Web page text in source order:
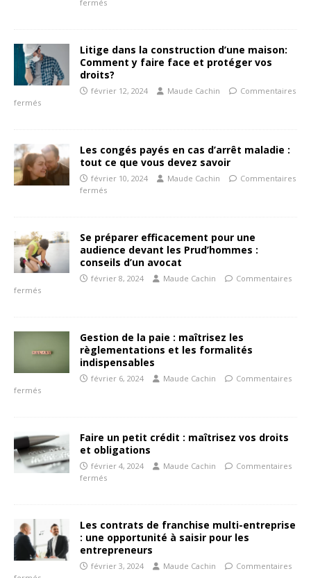
fermés
Litige dans la construction d’une maison:
Comment y faire face et protéger vos
droits?
février 12, 2024 Maude Cachin
Commentaires
fermés
Les congés payés en cas d’arrêt maladie :
tout ce que vous devez savoir
février 10, 2024 Maude Cachin
Commentaires
fermés
Se préparer efficacement pour une
audience devant les Prud’hommes :
conseils d’un avocat
février 8, 2024 Maude Cachin
Commentaires
fermés
Gestion de la paie : maîtrisez les
règlementations et les formalités
indispensables
février 6, 2024 Maude Cachin
Commentaires
fermés
Faire un petit crédit : maîtrisez vos droits
et obligations
février 4, 2024 Maude Cachin
Commentaires
fermés
Les contrats de franchise multi-entreprise
: une opportunité à saisir pour les
entrepreneurs
février 3, 2024 Maude Cachin
Commentaires